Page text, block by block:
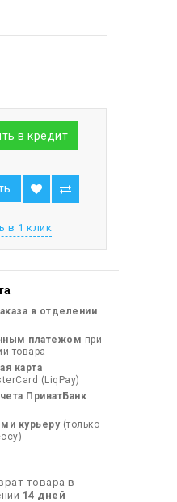
в кредит
в 1 клик
в отделении
платежом при
товара
карта
(LiqPay)
ПриватБанк
курьеру(только
товара в
14 дней